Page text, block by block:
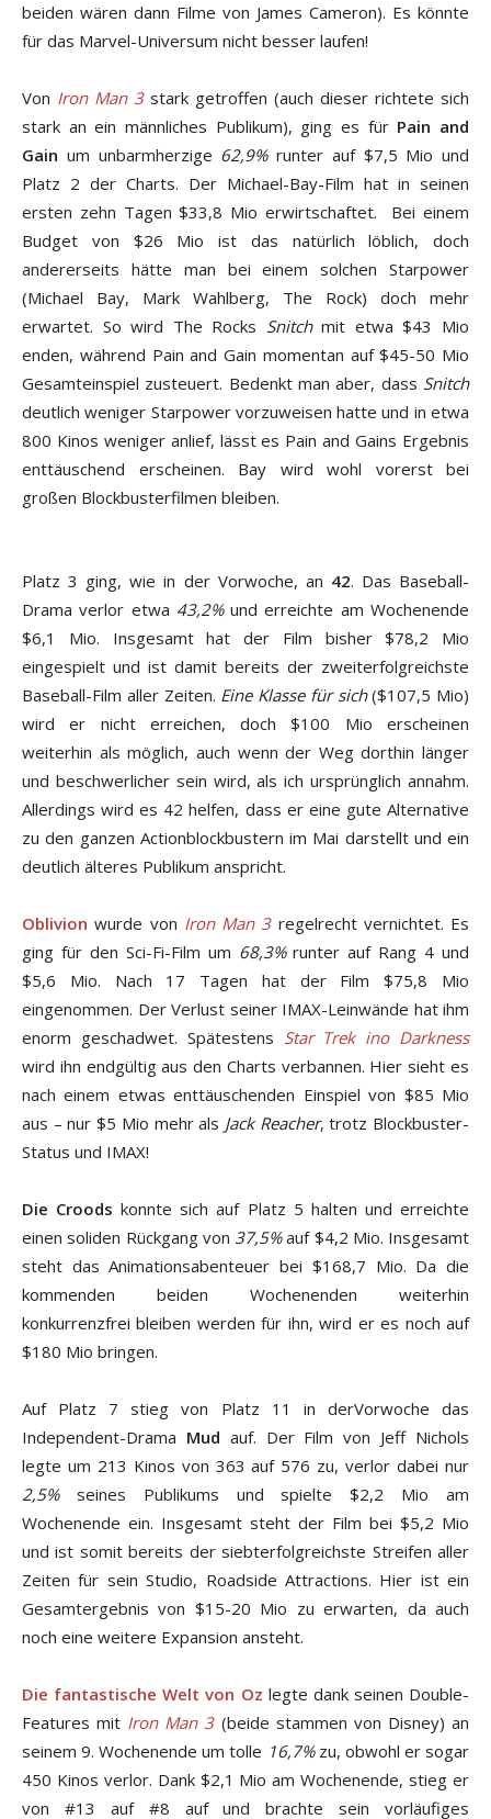
beiden wären dann Filme von James Cameron). Es könnte
für das Marvel-Universum nicht besser laufen!
Von Iron Man 3stark getroffen (auch dieser richtete sich
stark an ein männliches Publikum), ging es für Pain and
Gain um unbarmherzige 62,9%runter auf $7,5 Mio und
Platz 2 der Charts. Der Michael-Bay-Film hat in seinen
ersten zehn Tagen $33,8 Mio erwirtschaftet. Bei einem
Budget von $26 Mio ist das natürlich löblich, doch
andererseits hätte man bei einem solchen Starpower
(Michael Bay, Mark Wahlberg, The Rock) doch mehr
erwartet. So wird The Rocks Snitchmit etwa $43 Mio
enden, während Pain and Gain momentan auf $45-50 Mio
Gesamteinspiel zusteuert. Bedenkt man aber, dass Snitch
deutlich weniger Starpower vorzuweisen hatte und in etwa
800 Kinos weniger anlief, lässt es Pain and Gains Ergebnis
enttäuschend erscheinen. Bay wird wohl vorerst bei
großen Blockbusterfilmen bleiben.
Platz 3 ging, wie in der Vorwoche, an 42. Das Baseball-
Drama verlor etwa 43,2%und erreichte am Wochenende
$6,1 Mio. Insgesamt hat der Film bisher $78,2 Mio
eingespielt und ist damit bereits der zweiterfolgreichste
Baseball-Film aller Zeiten. Eine Klasse für sich($107,5 Mio)
wird er nicht erreichen, doch $100 Mio erscheinen
weiterhin als möglich, auch wenn der Weg dorthin länger
und beschwerlicher sein wird, als ich ursprünglich annahm.
Allerdings wird es 42 helfen, dass er eine gute Alternative
zu den ganzen Actionblockbustern im Mai darstellt und ein
deutlich älteres Publikum anspricht.
Oblivion wurde von Iron Man 3regelrecht vernichtet. Es
ging für den Sci-Fi-Film um 68,3%runter auf Rang 4 und
$5,6 Mio. Nach 17 Tagen hat der Film $75,8 Mio
eingenommen. Der Verlust seiner IMAX-Leinwände hat ihm
enorm geschadwet. Spätestens Star Trek ino Darkness
wird ihn endgültig aus den Charts verbannen. Hier sieht es
nach einem etwas enttäuschenden Einspiel von $85 Mio
aus – nur $5 Mio mehr als Jack Reacher, trotz Blockbuster-
Status und IMAX!
Die Croods konnte sich auf Platz 5 halten und erreichte
einen soliden Rückgang von 37,5%auf $4,2 Mio. Insgesamt
steht das Animationsabenteuer bei $168,7 Mio. Da die
kommenden beiden Wochenenden weiterhin
konkurrenzfrei bleiben werden für ihn, wird er es noch auf
$180 Mio bringen.
Auf Platz 7 stieg von Platz 11 in derVorwoche das
Independent-Drama Mud auf. Der Film von Jeff Nichols
legte um 213 Kinos von 363 auf 576 zu, verlor dabei nur
2,5%seines Publikums und spielte $2,2 Mio am
Wochenende ein. Insgesamt steht der Film bei $5,2 Mio
und ist somit bereits der siebterfolgreichste Streifen aller
Zeiten für sein Studio, Roadside Attractions. Hier ist ein
Gesamtergebnis von $15-20 Mio zu erwarten, da auch
noch eine weitere Expansion ansteht.
Die fantastische Welt von Oz legte dank seinen Double-
Features mit Iron Man 3(beide stammen von Disney) an
seinem 9. Wochenende um tolle 16,7%zu, obwohl er sogar
450 Kinos verlor. Dank $2,1 Mio am Wochenende, stieg er
von #13 auf #8 auf und brachte sein vorläufiges